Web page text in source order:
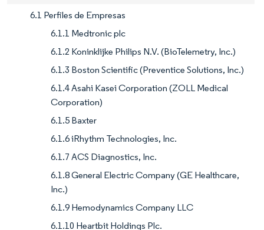
6.1 Perfiles de Empresas
6.1.1 Medtronic plc
6.1.2 Koninklijke Philips N.V. (BioTelemetry, Inc.)
6.1.3 Boston Scientific (Preventice Solutions, Inc.)
6.1.4 Asahi Kasei Corporation (ZOLL Medical
Corporation)
6.1.5 Baxter
6.1.6 iRhythm Technologies, Inc.
6.1.7 ACS Diagnostics, Inc.
6.1.8 General Electric Company (GE Healthcare,
Inc.)
6.1.9 Hemodynamics Company LLC
6.1.10 Heartbit Holdings Plc.